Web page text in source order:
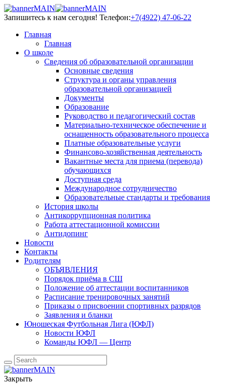
Запишитесь к нам сегодня! Телефон:+7(4922) 47-06-22
Главная
Главная
О школе
Сведения об образовательной организации
Основные сведения
Структура и органы управления
образовательной организацией
Документы
Образование
Руководство и педагогический состав
Материально-техническое обеспечение и
оснащенность образовательного процесса
Платные образовательные услуги
Финансово-хозяйственная деятельность
Вакантные места для приема (перевода)
обучающихся
Доступная среда
Международное сотрудничество
Образовательные стандарты и требования
История школы
Антикоррупционная политика
Работа аттестационной комиссии
Антидопинг
Новости
Контакты
Родителям
ОБЪЯВЛЕНИЯ
Порядок приёма в СШ
Положение об аттестации воспитанников
Расписание тренировочных занятий
Приказы о присвоении спортивных разрядов
Заявления и бланки
Юношеская Футбольная Лига (ЮФЛ)
Новости ЮФЛ
Команды ЮФЛ — Центр
Закрыть